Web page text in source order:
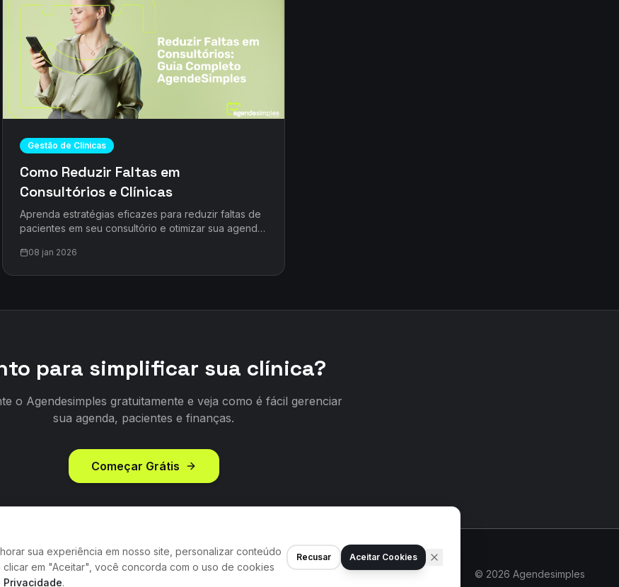
sua experiência em nosso site, personalizar conteúdo
clicar em "Aceitar", você concorda com o uso de cookies
Privacidade.
Recusar Aceitar Cookies
Gestão de Clínicas
Como Reduzir Faltas em
Consultórios e Clínicas
Aprenda estratégias eficazes para reduzir faltas de
pacientes em seu consultório e otimizar sua agenda.
melhorarem a gestão.
08 jan 2026
para simplificar sua clínica?
o Agendesimples gratuitamente e veja como é fácil gerenciar
sua agenda, pacientes e finanças.
Começar Grátis
AppBlogAjuda Quem SomosPrivacidadeTermos de Uso © 2026 Agendesimples